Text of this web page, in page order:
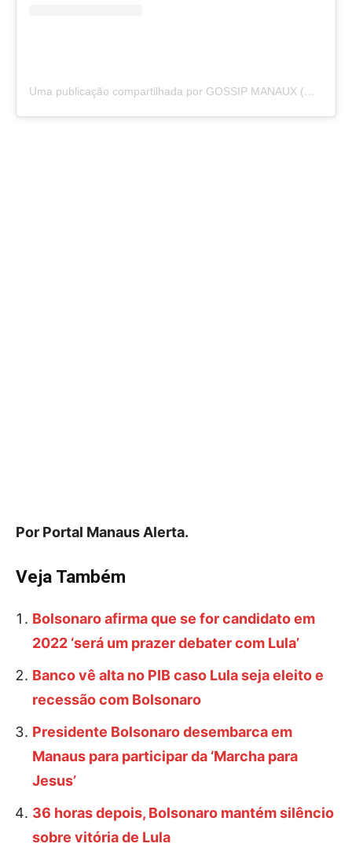
Uma publicação compartilhada por GOSSIP MANAUX (@gossipmanaux)
Por Portal Manaus Alerta.
Veja Também
Bolsonaro afirma que se for candidato em
2022 ‘será um prazer debater com Lula’
Banco vê alta no PIB caso Lula seja eleito e
recessão com Bolsonaro
Presidente Bolsonaro desembarca em
Manaus para participar da ‘Marcha para
Jesus’
36 horas depois, Bolsonaro mantém silêncio
sobre vitória de Lula